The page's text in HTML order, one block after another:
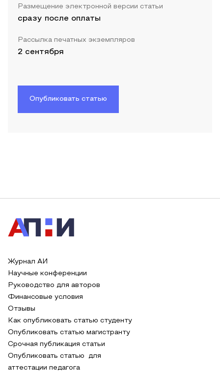
Размещение электронной версии статьи
сразу после оплаты
Рассылка печатных экземпляров
2 сентября
Опубликовать статью
Журнал АИ
Научные конференции
Руководство для авторов
Финансовые условия
Отзывы
Как опубликовать статью студенту
Опубликовать статью магистранту
Срочная публикация статьи
Опубликовать статью для
аттестации педагога